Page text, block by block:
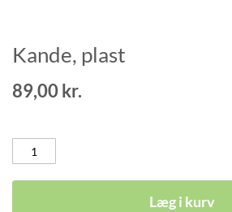
Gå
til
starten
af
Kande, plast
89,00 kr.
Læg i kurv